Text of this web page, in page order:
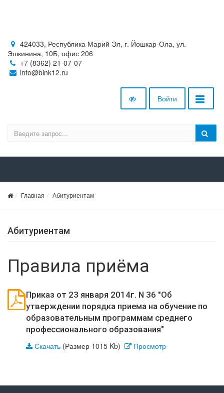
424033, Республика Марий Эл, г. Йошкар-Ола, ул.
Эшкинина, 10Б, офис 206
+7 (8362) 21-07-07
info@bink12.ru
Войти
Главная Абитуриентам
Абитуриентам
Правила приёма
Приказ от 23 января 2014г. N 36 "Об
утверждении порядка приема на обучение по
образовательным программам среднего
профессионального образования"
Скачать (Размер 1015 Kb) Просмотр